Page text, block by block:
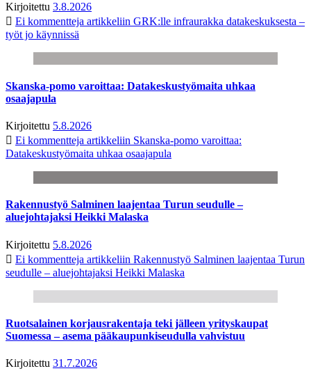
Kirjoitettu 3.8.2026
Ei kommentteja artikkeliin GRK:lle infraurakka datakeskuksesta –
työt jo käynnissä
Skanska-pomo varoittaa: Datakeskustyömaita uhkaa
osaajapula
Kirjoitettu 5.8.2026
Ei kommentteja artikkeliin Skanska-pomo varoittaa:
Datakeskustyömaita uhkaa osaajapula
Rakennustyö Salminen laajentaa Turun seudulle –
aluejohtajaksi Heikki Malaska
Kirjoitettu 5.8.2026
Ei kommentteja artikkeliin Rakennustyö Salminen laajentaa Turun
seudulle – aluejohtajaksi Heikki Malaska
Ruotsalainen korjausrakentaja teki jälleen yrityskaupat
Suomessa – asema pääkaupunkiseudulla vahvistuu
Kirjoitettu 31.7.2026